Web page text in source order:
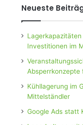
Neueste
Investitionen im
Kühllagerung im
Mittelständler
Google Ads statt